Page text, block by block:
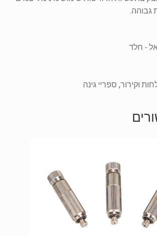
גבוהה.
וקירור, ספריי גינה